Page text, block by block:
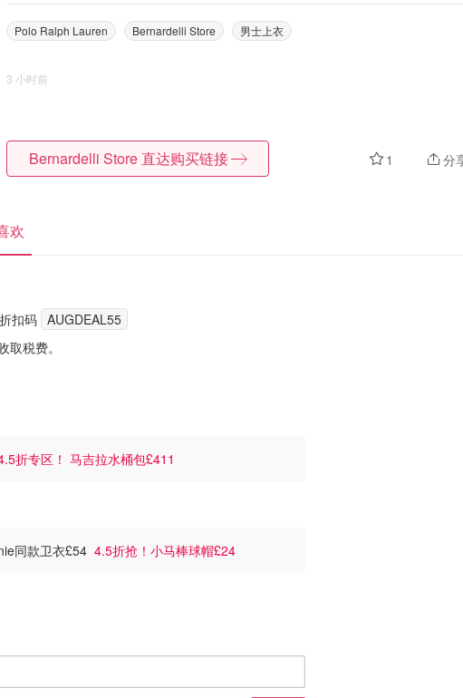
Polo Ralph Lauren Bernardelli Store 男士上衣
3 小时前
1 分
Bernardelli Store 直达购买链接
欢
扣码 AUGDEAL55
税费。
折专区！ 马吉拉水桶包£411
同款卫衣£54 4.5折抢！小马棒球帽£24